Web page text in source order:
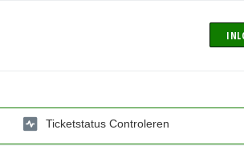
Ticketstatus Controleren